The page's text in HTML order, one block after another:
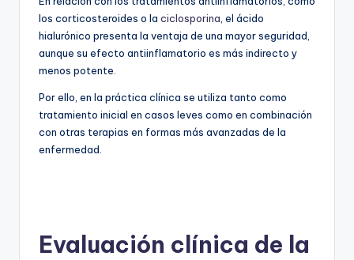
los corticosteroides o la ciclosporina , el ácido
hialurónico presenta la ventaja de una mayor seguridad,
aunque su efecto antiinflamatorio es más indirecto y
menos potente.
Por ello, en la práctica clínica se utiliza tanto como
tratamiento inicial en casos leves como en combinación
con otras terapias en formas más avanzadas de la
enfermedad.
Evaluación clínica de la